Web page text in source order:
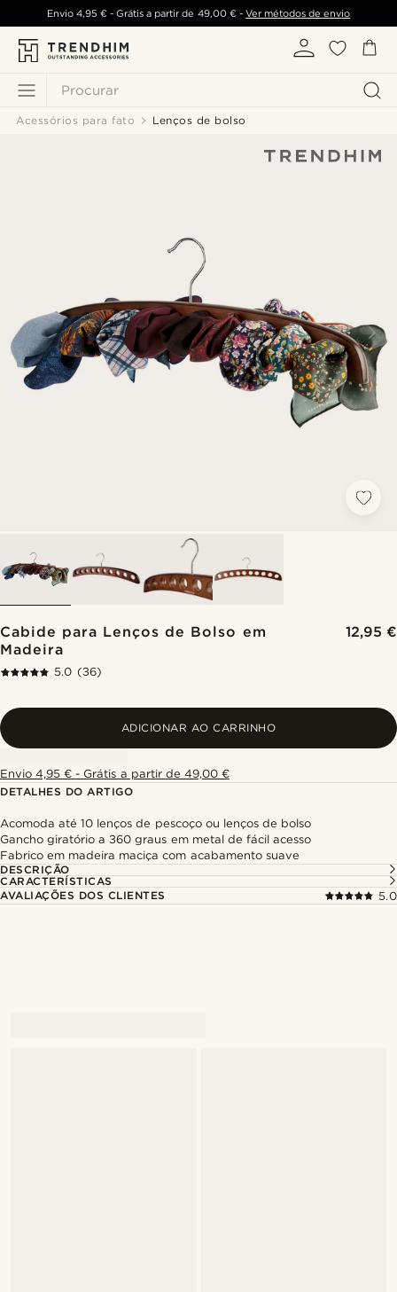
Procurar
Envio 4,95 €- Grátis a partir de 49,00 €- Ver métodos de envio
Acessórios para fato Lenços de bolso
Cabide para Lenços de Bolso em
Madeira
12,95 €
5.0 (36)
ADICIONAR AO CARRINHO
Envio 4,95 € - Grátis a partir de 49,00 €
DETALHES DO ARTIGO
Acomoda até 10 lenços de pescoço ou lenços de bolso
Gancho giratório a 360 graus em metal de fácil acesso
Fabrico em madeira maciça com acabamento suave
DESCRIÇÃO
CARACTERÍSTICAS
AVALIAÇÕES DOS CLIENTES
5.0